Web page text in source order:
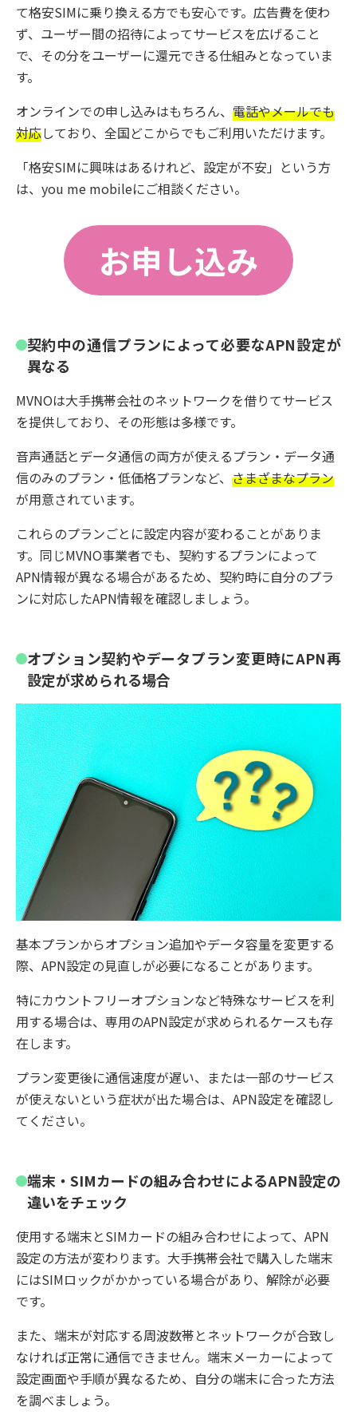
て格安SIMに乗り換える方でも安心です。広告費を使わ
ず、ユーザー間の招待によってサービスを広げること
で、その分をユーザーに還元できる仕組みとなっていま
す。
オンラインでの申し込みはもちろん、 電話やメールでも
対応しており、全国どこからでもご利用いただけます。
「格安SIMに興味はあるけれど、設定が不安」という方
は、you me mobileにご相談ください。
お申し込み
契約中の通信プランによって必要なAPN設定が
異なる
MVNOは大手携帯会社のネットワークを借りてサービス
を提供しており、その形態は多様です。
音声通話とデータ通信の両方が使えるプラン・データ通
信のみのプラン・低価格プランなど、 さまざまなプラン
が用意されています。
これらのプランごとに設定内容が変わることがありま
す。同じMVNO事業者でも、契約するプランによって
APN情報が異なる場合があるため、契約時に自分のプラ
ンに対応したAPN情報を確認しましょう。
オプション契約やデータプラン変更時にAPN再
設定が求められる場合
基本プランからオプション追加やデータ容量を変更する
際、APN設定の見直しが必要になることがあります。
特にカウントフリーオプションなど特殊なサービスを利
用する場合は、専用のAPN設定が求められるケースも存
在します。
プラン変更後に通信速度が遅い、または一部のサービス
が使えないという症状が出た場合は、APN設定を確認し
てください。
端末・SIMカードの組み合わせによるAPN設定の
違いをチェック
使用する端末とSIMカードの組み合わせによって、APN
設定の方法が変わります。大手携帯会社で購入した端末
にはSIMロックがかかっている場合があり、解除が必要
です。
また、端末が対応する周波数帯とネットワークが合致し
なければ正常に通信できません。端末メーカーによって
設定画面や手順が異なるため、自分の端末に合った方法
を調べましょう。